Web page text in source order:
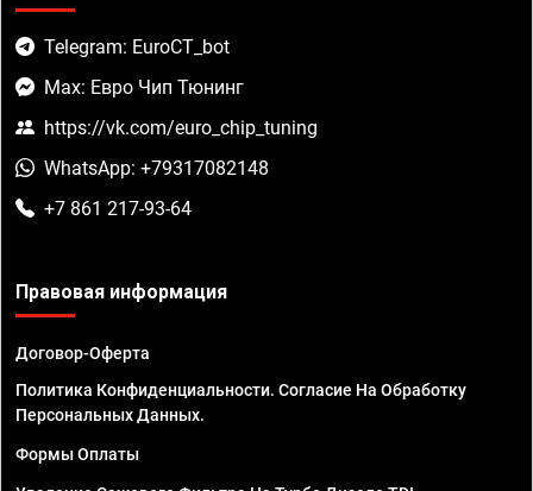
Telegram: EuroCT_bot
Max: Евро Чип Тюнинг
https://vk.com/euro_chip_tuning
WhatsApp: +79317082148
+7 861 217-93-64
Правовая информация
Договор-Оферта
Политика Конфиденциальности. Согласие На Обработку
Персональных Данных.
Формы Оплаты